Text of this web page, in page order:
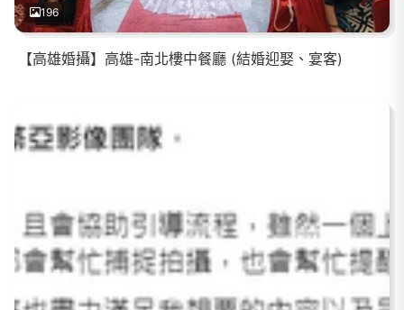
196
【高雄婚攝】高雄-南北樓中餐廳 (結婚迎娶、宴客)